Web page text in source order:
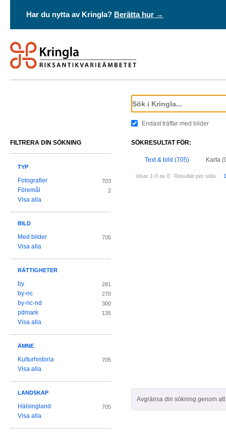
Har du nytta av Kringla? Berätta hur →
Endast träffar med bilder
SÖKRESULTAT FÖR:
Text & bild (705) Karta
Visar 1-0 av 0 Resultat per sida:
Avgränsa din sökning genom
FILTRERA DIN SÖKNING
TYP
Fotografier 703
Föremål 2
Visa alla
BILD
Med bilder 705
Visa alla
RÄTTIGHETER
by 281
by-nc 270
by-nc-nd 300
pdmark 135
Visa alla
ÄMNE
Kulturhistoria 705
Visa alla
LANDSKAP
Hälsingland 705
Visa alla